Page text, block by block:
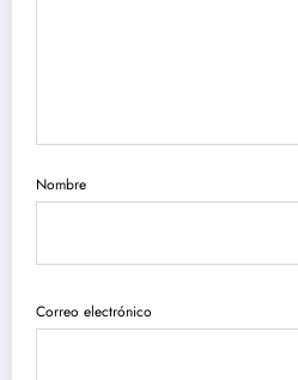
Nombre
Correo electrónico